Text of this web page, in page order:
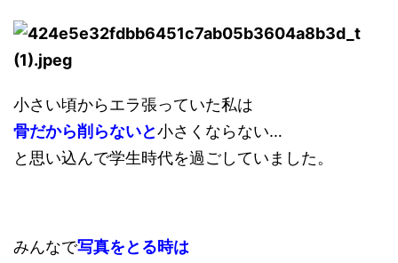
小さい頃からエラ張っていた私は
骨だから削らないと小さくならない…
と思い込んで学生時代を過ごしていました。
みんなで写真をとる時は